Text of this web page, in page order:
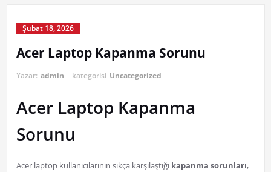
Şubat 18, 2026
Acer Laptop Kapanma Sorunu
Yazar: admin kategorisi Uncategorized
Acer Laptop Kapanma
Sorunu
Acer laptop kullanıcılarının sıkça karşılaştığı kapanma sorunları,